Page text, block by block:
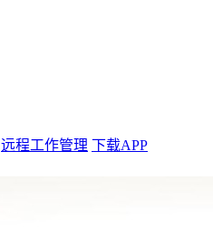
远程工作管理 下载APP